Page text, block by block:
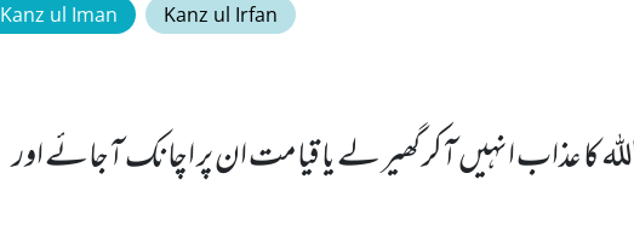
Kanz ul Iman Kanz ul Irfan
کا عذاب انہیں آکر گھیر لے یا قیامت ان پر اچانک آجائے اور